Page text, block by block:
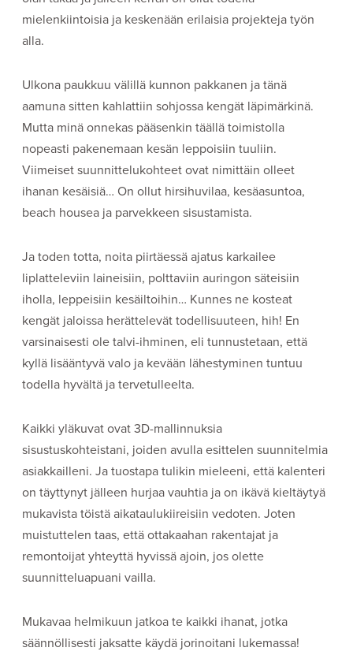
mielenkiintoisia ja keskenään erilaisia projekteja työn
alla.
Ulkona paukkuu välillä kunnon pakkanen ja tänä
aamuna sitten kahlattiin sohjossa kengät läpimärkinä.
Mutta minä onnekas pääsenkin täällä toimistolla
nopeasti pakenemaan kesän leppoisiin tuuliin.
Viimeiset suunnittelukohteet ovat nimittäin olleet
ihanan kesäisiä… On ollut hirsihuvilaa, kesäasuntoa,
beach housea ja parvekkeen sisustamista.
Ja toden totta, noita piirtäessä ajatus karkailee
liplatteleviin laineisiin, polttaviin auringon säteisiin
iholla, leppeisiin kesäiltoihin… Kunnes ne kosteat
kengät jaloissa herättelevät todellisuuteen, hih! En
varsinaisesti ole talvi-ihminen, eli tunnustetaan, että
kyllä lisääntyvä valo ja kevään lähestyminen tuntuu
todella hyvältä ja tervetulleelta.
Kaikki yläkuvat ovat 3D-mallinnuksia
sisustuskohteistani, joiden avulla esittelen suunnitelmia
asiakkailleni. Ja tuostapa tulikin mieleeni, että kalenteri
on täyttynyt jälleen hurjaa vauhtia ja on ikävä kieltäytyä
mukavista töistä aikataulukiireisiin vedoten. Joten
muistuttelen taas, että ottakaahan rakentajat ja
remontoijat yhteyttä hyvissä ajoin, jos olette
suunnitteluapuani vailla.
Mukavaa helmikuun jatkoa te kaikki ihanat, jotka
säännöllisesti jaksatte käydä jorinoitani lukemassa!